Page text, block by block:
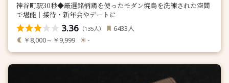
神谷町駅30秒◆厳選銘柄鶏を使ったモダン焼鳥を洗練された空間
で堪能｜接待・新年会やデートに
3.36 （135人） 6433人
￥8,000～￥9,999 -